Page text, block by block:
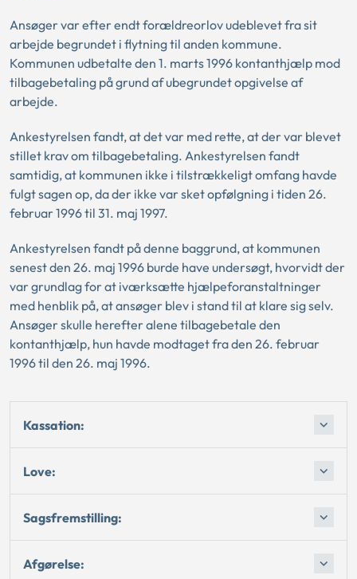
Ansøger var efter endt forældreorlov udeblevet fra sit
arbejde begrundet i flytning til anden kommune.
Kommunen udbetalte den 1. marts 1996 kontanthjælp mod
tilbagebetaling på grund af ubegrundet opgivelse af
arbejde.
Ankestyrelsen fandt, at det var med rette, at der var blevet
stillet krav om tilbagebetaling. Ankestyrelsen fandt
samtidig, at kommunen ikke i tilstrækkeligt omfang havde
fulgt sagen op, da der ikke var sket opfølgning i tiden 26.
februar 1996 til 31. maj 1997.
Ankestyrelsen fandt på denne baggrund, at kommunen
senest den 26. maj 1996 burde have undersøgt, hvorvidt der
var grundlag for at iværksætte hjælpeforanstaltninger
med henblik på, at ansøger blev i stand til at klare sig selv.
Ansøger skulle herefter alene tilbagebetale den
kontanthjælp, hun havde modtaget fra den 26. februar
1996 til den 26. maj 1996.
Kassation:
Love:
Sagsfremstilling:
Afgørelse: